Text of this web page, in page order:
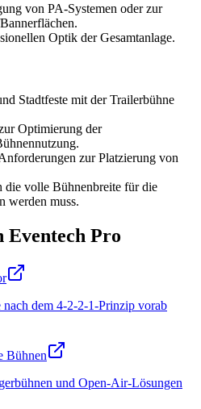
von PA-Systemen oder zur
Optik der Gesamtanlage.
Stadtfeste mit der Trailerbühne
Optimierung der
zur Platzierung von
die volle Bühnenbreite für die
werden muss.
Eventech Pro
dem 4-2-2-1-Prinzip vorab
Bühnen
und Open-Air-Lösungen